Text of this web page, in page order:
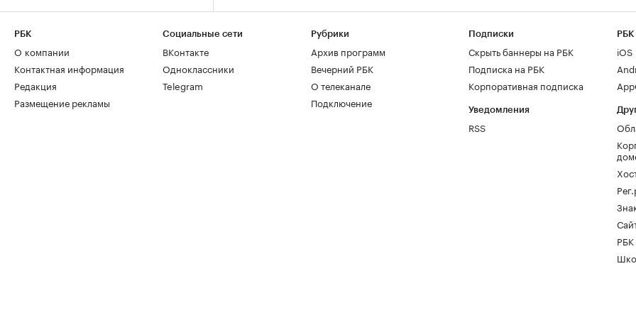
РБК
О компании
Контактная информация
Редакция
Размещение рекламы
Социальные сети
ВКонтакте
Одноклассники
Telegram
Рубрики
Архив программ
Вечерний РБК
О телеканале
Подключение
Подписки
Скрыть баннеры на РБК
Подписка на РБК
Корпоративная подписка
Уведомления
RSS
РБК
iOS